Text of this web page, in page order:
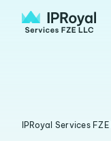
IPRoyal Services FZE